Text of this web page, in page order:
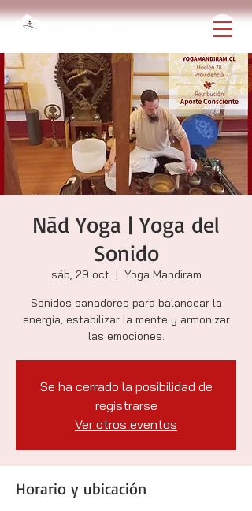
Nād Yoga | Yoga del
Sonido
sáb, 29 oct
  |
Yoga Mandiram
Sonidos sanadores para balancear la
energía, estabilizar la mente y armonizar
las emociones.
Se ha cerrado la posibilidad de
registrarse
Ver otros eventos
Horario y ubicación